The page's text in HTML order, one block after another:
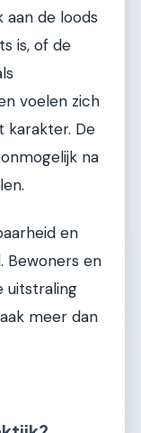
aan de loods
is, of de
voelen zich
karakter. De
na
en
Bewoners en
uitstraling
meer dan